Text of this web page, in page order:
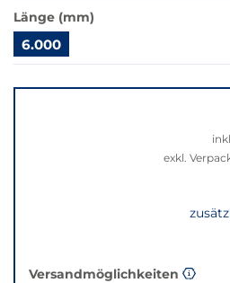
der
Filter
auf
Länge (mm)
6.000
zu
exkl.
Versandmöglichkeiten